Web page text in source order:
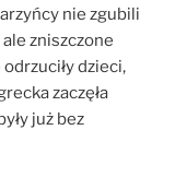
nie zgubili
zniszczone
dzieci,
zaczęła
już bez